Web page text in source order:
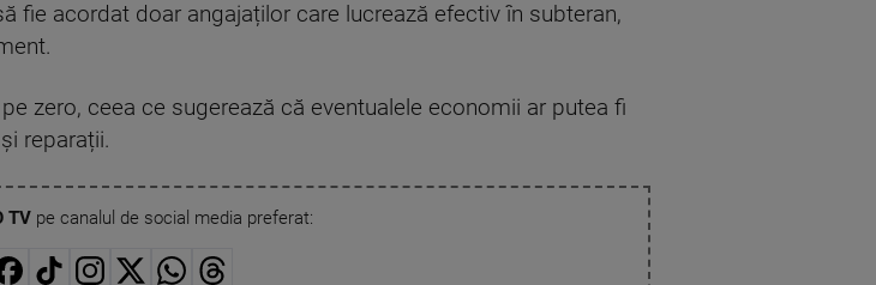
fie acordat doar angajaților care lucrează efectiv în subteran,
zero, ceea ce sugerează că eventualele economii ar putea fi
reparații.
TVpe canalul de social media preferat: